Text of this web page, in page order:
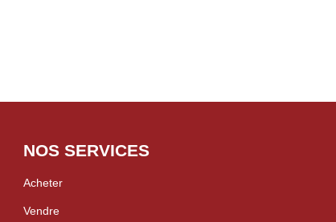
NOS SERVICES
Acheter
Vendre